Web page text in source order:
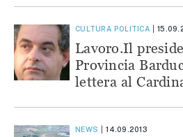
CULTURA POLITICA
Lavoro.Il
Provincia
lettera al
NEWS 14.09.2013